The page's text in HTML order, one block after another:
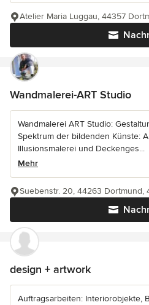
Atelier Maria Luggau, 44357
Wandmalerei-ART Studio
Wandmalerei ART Studio:
Spektrum der bildenden Künste:
Illusionsmalerei und Deckenges...
Mehr
Suebenstr. 20, 44263 Dortmund,
design + artwork
Auftragsarbeiten: Interiorobjekte,